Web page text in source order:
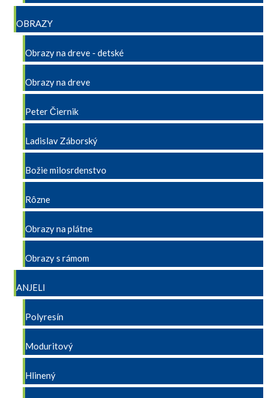
OBRAZY
Obrazy na dreve - detské
Obrazy na dreve
Peter Čiernik
Ladislav Záborský
Božie milosrdenstvo
Rôzne
Obrazy na plátne
Obrazy s rámom
ANJELI
Polyresín
Moduritový
Hlinený